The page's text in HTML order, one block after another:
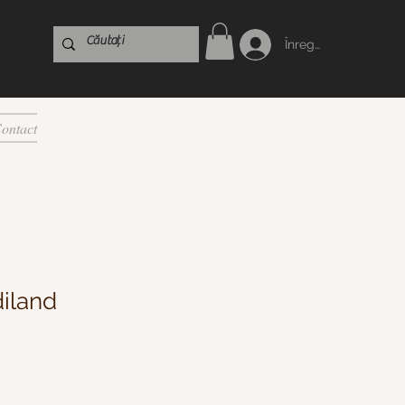
Înregistrare